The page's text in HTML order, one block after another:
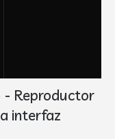
- Reproductor
interfaz